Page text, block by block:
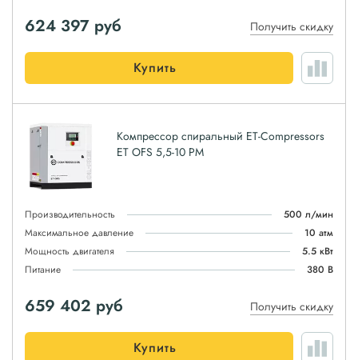
624 397 руб Получить скидку
Купить
Компрессор спиральный ET-Compressors
ET OFS 5,5-10 PM
Производительность
500 л/мин
Максимальное давление
10 атм
Мощность двигателя
5.5 кВт
Питание
380 В
659 402 руб Получить скидку
Купить